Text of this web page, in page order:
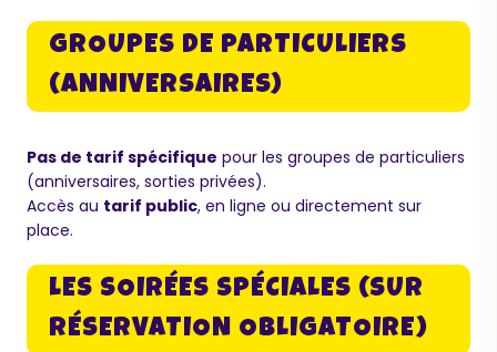
GROUPES DE PARTICULIERS
(ANNIVERSAIRES)
Pas de tarif spécifique pour les groupes de particuliers
(anniversaires, sorties privées).
Accès au tarif public, en ligne ou directement sur
place.
LES SOIRÉES SPÉCIALES (SUR
RÉSERVATION OBLIGATOIRE)